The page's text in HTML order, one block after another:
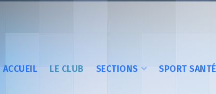
ACCUEIL LE CLUB SECTIONS SPORT SANTÉ